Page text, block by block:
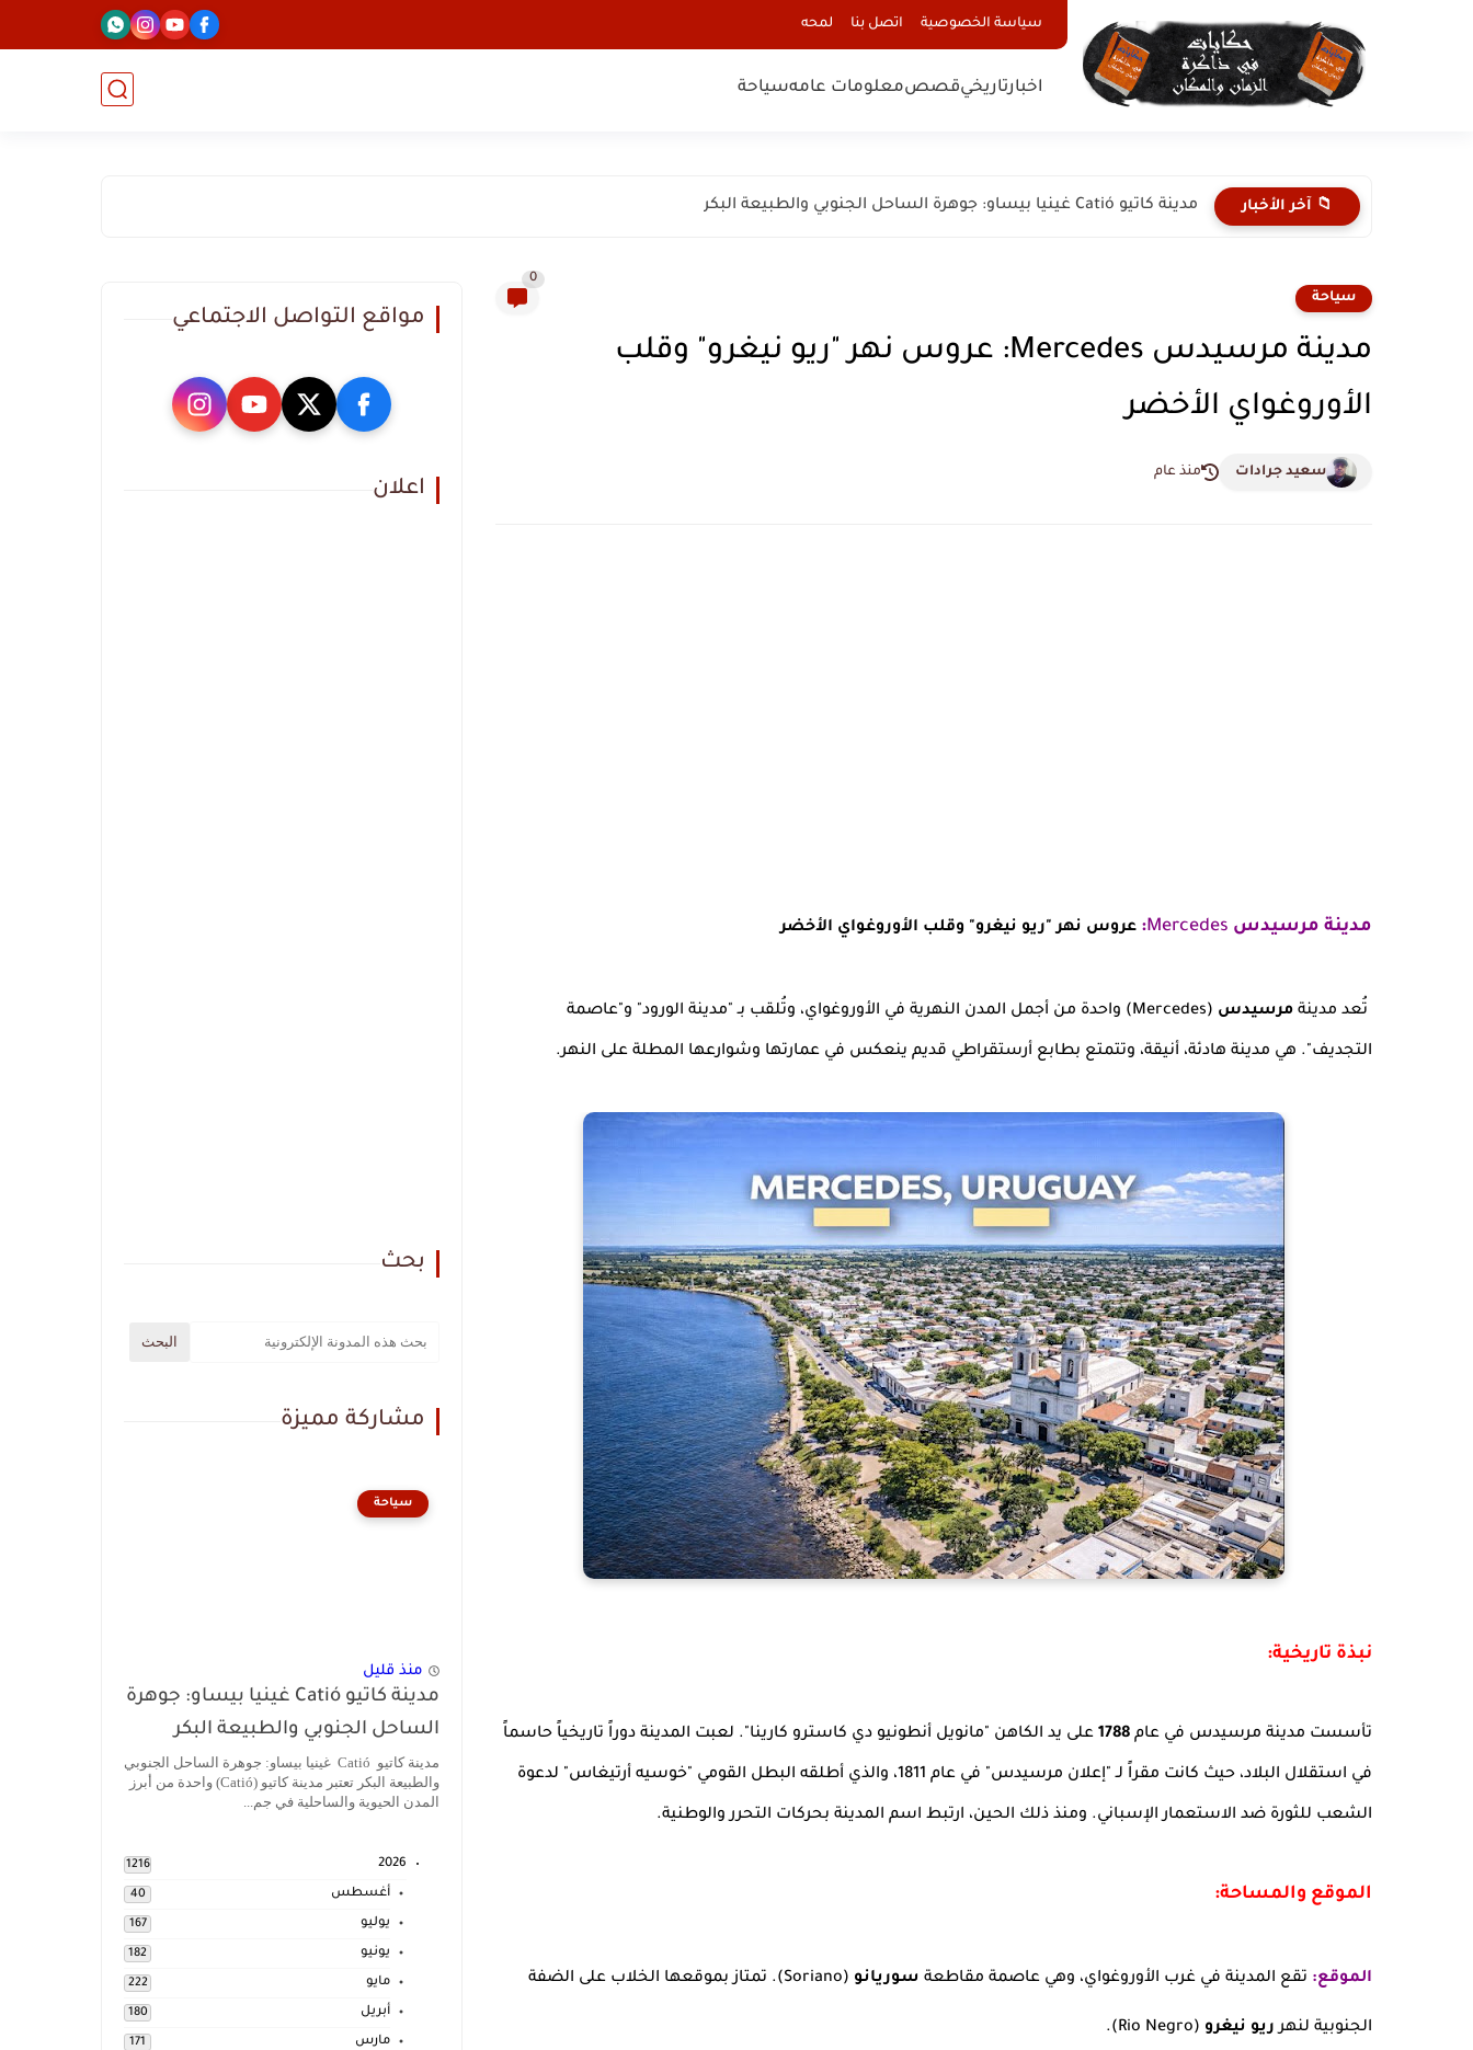
سياسة الخصوصية اتصل بنا لمحه
اخبارتاريخيقصصمعلومات عامهسياحة
📁 آخر الأخبار مدينة كاتيو Catió غينيا بيساو: جوهرة الساحل الجنوبي والطبيعة البكر
سياحة
0
مدينة مرسيدس Mercedes: عروس نهر "ريو نيغرو" وقلب
الأوروغواي الأخضر
سعيد جرادات منذ عام
مدينة مرسيدس Mercedes
: عروس نهر "ريو نيغرو" وقلب الأوروغواي الأخضر
تُعد مدينة مرسيدس (Mercedes) واحدة من أجمل المدن النهرية في الأوروغواي، وتُلقب بـ "مدينة الورود" و"عاصمة
التجديف". هي مدينة هادئة، أنيقة، وتتمتع بطابع أرستقراطي قديم ينعكس في عمارتها وشوارعها المطلة على النهر.
نبذة تاريخية:
تأسست مدينة مرسيدس في عام 1788 على يد الكاهن "مانويل أنطونيو دي كاسترو كارينا". لعبت المدينة دوراً تاريخياً حاسماً
في استقلال البلاد، حيث كانت مقراً لـ "إعلان مرسيدس" في عام 1811، والذي أطلقه البطل القومي "خوسيه أرتيغاس" لدعوة
الشعب للثورة ضد الاستعمار الإسباني. ومنذ ذلك الحين، ارتبط اسم المدينة بحركات التحرر والوطنية.
الموقع والمساحة:
الموقع: تقع المدينة في غرب الأوروغواي، وهي عاصمة مقاطعة سوريانو (Soriano). تمتاز بموقعها الخلاب على الضفة
الجنوبية لنهرريو نيغرو (Rio Negro).
مواقع التواصل الاجتماعي
اعلان
بحث
مشاركة مميزة
سياحة
منذ قليل
مدينة كاتيو Catió غينيا بيساو: جوهرة
الساحل الجنوبي والطبيعة البكر
مدينة كاتيو Catió غينيا بيساو: جوهرة الساحل الجنوبي
والطبيعة البكر تعتبر مدينة كاتيو (Catió) واحدة من أبرز
المدن الحيوية والساحلية في جم...
2026
1216
أغسطس 40
يوليو 167
يونيو 182
مايو 222
أبريل 180
مارس 171